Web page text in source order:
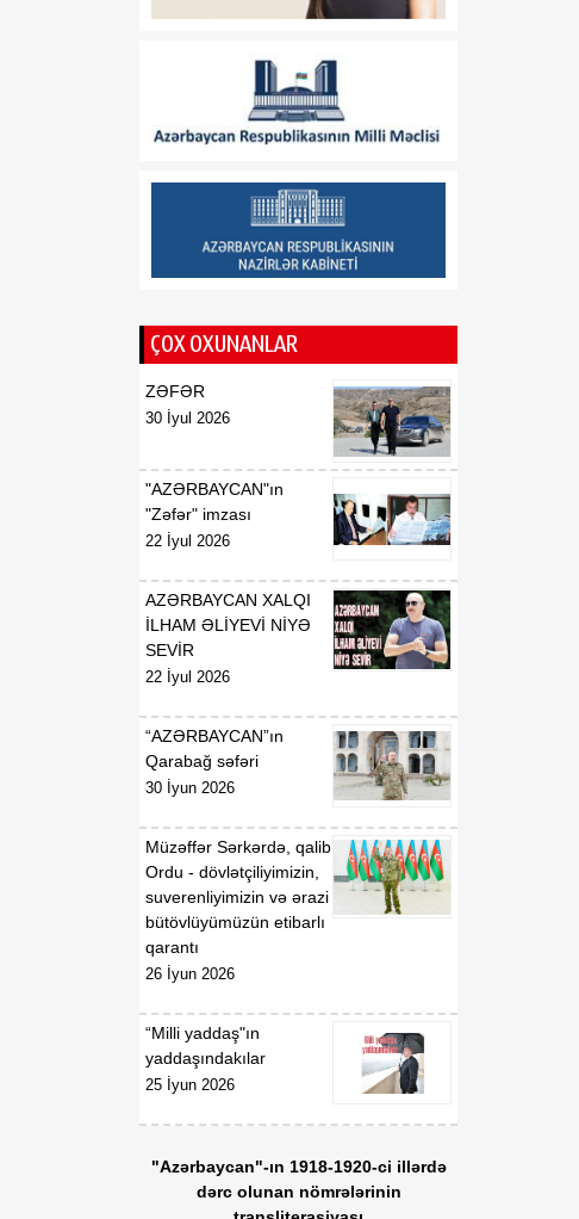
strateji əhəmiyyətinin
nəqliyyat-logistika habına
07 Avqust
Donald Tramp ABŞ-də
qadağan etmək istəyir
12:13
Nabranda təmizlik aksiyası
keçirilib
12:03
07 Avqust
Lənkəranda kanalizasiya
sisteminin yenilənməsi
işlərinə başlanılıb
07 Avqust
ÇOX OXUNANLAR
ZƏFƏR
30 İyul 2026
"AZƏRBAYCAN"ın
"Zəfər" imzası
22 İyul 2026
AZƏRBAYCAN XALQI
İLHAM ƏLİYEVİ NİYƏ
SEVİR
22 İyul 2026
“AZƏRBAYCAN”ın
Qarabağ səfəri
30 İyun 2026
Müzəffər Sərkərdə, qalib
Ordu - dövlətçiliyimizin,
suverenliyimizin və ərazi
bütövlüyümüzün etibarlı
qarantı
26 İyun 2026
“Milli yaddaş"ın
yaddaşındakılar
25 İyun 2026
"Azərbaycan"-ın 1918-1920-ci illərdə
dərc olunan nömrələrinin